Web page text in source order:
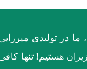
، ما در تولیدی
هستیم! تنها